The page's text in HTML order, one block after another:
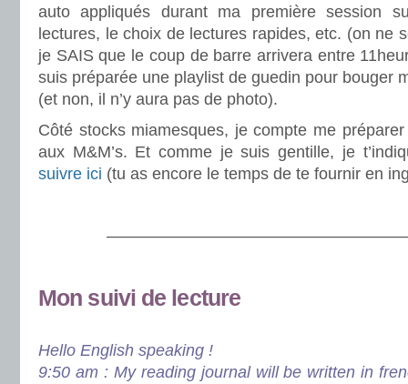
auto appliqués durant ma première session
lectures, le choix de lectures rapides, etc. (on ne
je SAIS que le coup de barre arrivera entre
suis préparée une playlist de guedin pour bouger
(et non, il n’y aura pas de photo).
Côté stocks miamesques, je compte me
aux M&M’s. Et comme je suis gentille, je
suivre ici (tu as encore le temps de te fournir en
Mon suivi de lecture
Hello English speaking !
9:50 am : My reading journal will be written in